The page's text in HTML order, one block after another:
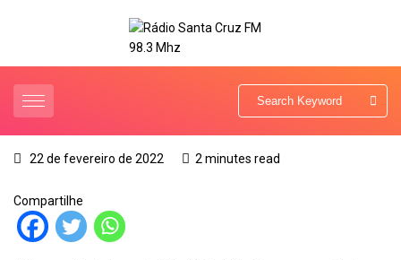
22 de fevereiro de 2022 2 minutes read
Compartilhe